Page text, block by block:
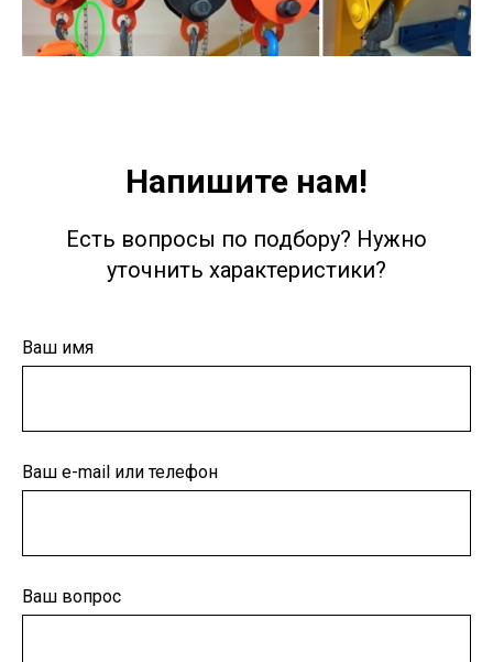
Напишите нам!
Есть вопросы по подбору? Нужно
уточнить характеристики?
Ваш имя
Ваш e-mail или телефон
Ваш вопрос